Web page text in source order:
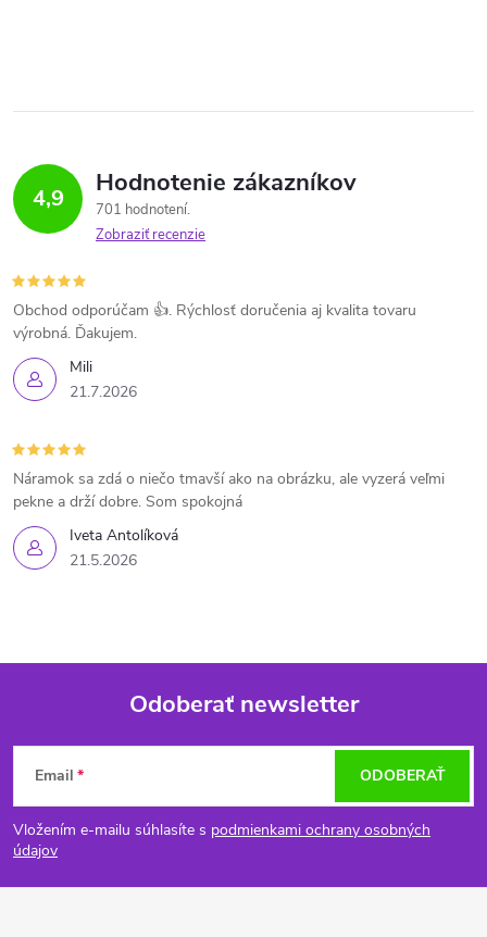
4,9 Hodnotenie zákazníkov
701 hodnotení
Zobraziť recenzie
Mili
21.7.2026
Obchod odporúčam 👍. Rýchlosť doručenia aj kvalita tovaru
výrobná. Ďakujem.
Iveta Antolíková
21.5.2026
Náramok sa zdá o niečo tmavší ako na obrázku, ale vyzerá veľmi
pekne a drží dobre. Som spokojná
Z
á
p
Odoberať newsletter
Email
Vložením e-mailu súhlasíte s podmienkami ochrany osobných
údajov
ODOBERAŤ